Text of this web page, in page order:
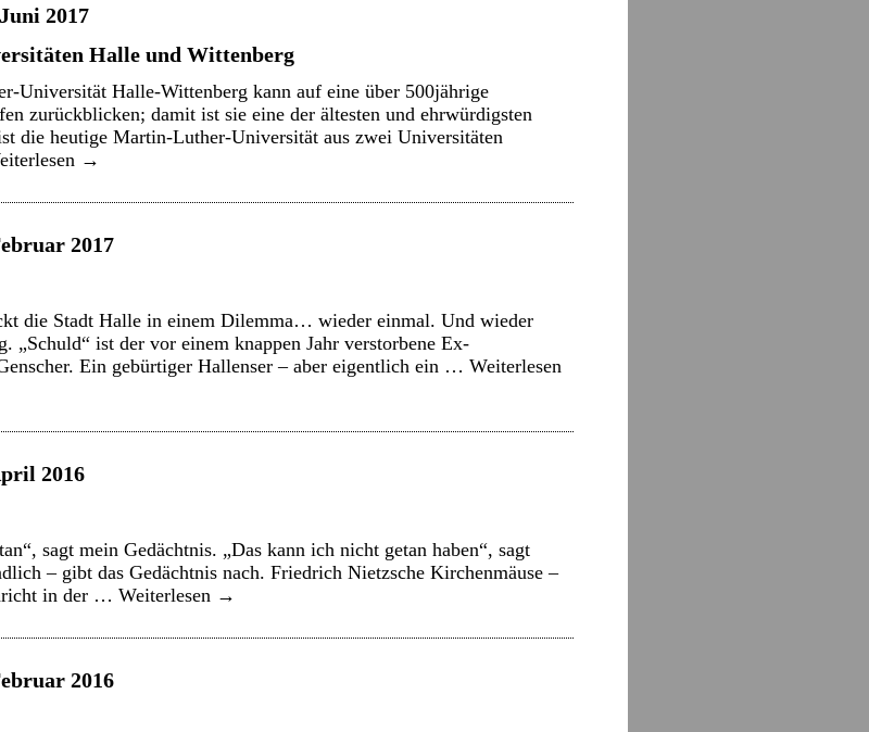
2017
Halle und Wittenberg
Universität Halle-Wittenberg kann auf eine über 500jährige
zurückblicken; damit ist sie eine der ältesten und ehrwürdigsten
die heutige Martin-Luther-Universität aus zwei Universitäten
→
2017
die Stadt Halle in einem Dilemma… wieder einmal. Und wieder
„Schuld“ ist der vor einem knappen Jahr verstorbene Ex-
Ein gebürtiger Hallenser – aber eigentlich ein … Weiterlesen
2016
sagt mein Gedächtnis. „Das kann ich nicht getan haben“, sagt
– gibt das Gedächtnis nach. Friedrich Nietzsche Kirchenmäuse –
in der … Weiterlesen →
2016